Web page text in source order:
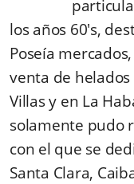
los años 60's,
Poseía
venta de
Villas y en La
solamente pudo
con el que se
Santa Clara,